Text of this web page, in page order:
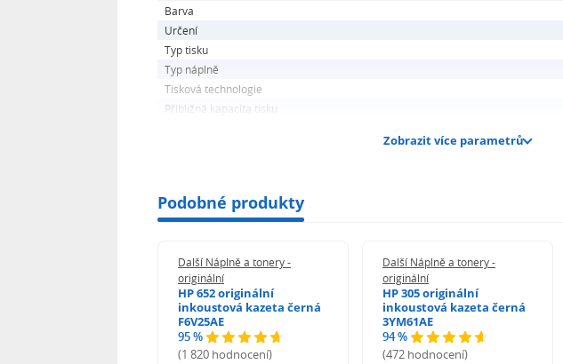
Barva
Určení
Typ tisku
Typ náplně
Tisková technologie
Přibližná kapacita tisku
Zobrazit více parametrů
Podobné produkty
Další Náplně a tonery -
originální
HP 652 originální
inkoustová kazeta černá
F6V25AE
95 %
(1 820 hodnocení)
Další Náplně a tonery -
originální
HP 305 originální
inkoustová kazeta černá
3YM61AE
94 %
(472 hodnocení)